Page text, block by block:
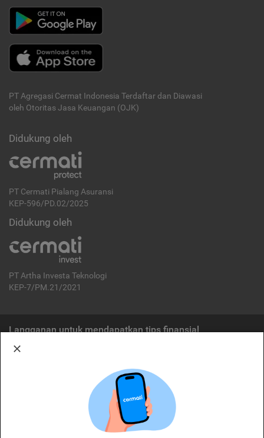
PT Agregasi Cermat Indonesia Terdaftar dan Diawasi
oleh Otoritas Jasa Keuangan (OJK)
Didukung oleh
PT Cermati Pialang Asuransi
KEP-596/PD.02/2025
Didukung oleh
PT Artha Investa Teknologi
KEP-7/PM.21/2021
Langganan untuk mendapatkan tips finansial
Cermati merupakan penyelenggara agregasi jasa keuangan yang terdaftar di
OJK. Oleh karena itu, produk dan/atau layanan jasa keuangan yang
ditawarkan bukan merupakan produk dan/atau layanan jasa keuangan yang
diterbitkan oleh Cermati dan Cermati tidak bertanggung jawab atas tuntutan